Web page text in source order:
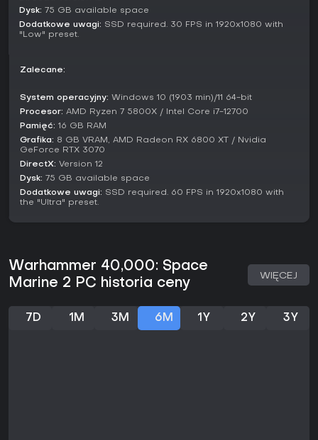
shooterów lubiących bitwy z hordami i głęboką
personalizację, zwłaszcza w grupie. Solo kampania też
wciąga, ale multiplayer błyszczy z przyjaciółmi. Jeśli kręcą
Dysk: 75 GB available space
Dodatkowe uwagi: SSD required. 30 FPS in 1920x1080 with
"Low" preset.
Zalecane:
System operacyjny: Windows 10 (1903 min)/11 64-bit
Procesor: AMD Ryzen 7 5800X / Intel Core i7-12700
Pamięć: 16 GB RAM
Grafika: 8 GB VRAM, AMD Radeon RX 6800 XT / Nvidia
GeForce RTX 3070
DirectX: Version 12
Dysk: 75 GB available space
Dodatkowe uwagi: SSD required. 60 FPS in 1920x1080 with
the "Ultra" preset.
Warhammer 40,000: Space
Marine 2 PC historia ceny
WIĘCEJ
7D 1M 3M 6M 1Y 2Y 3Y